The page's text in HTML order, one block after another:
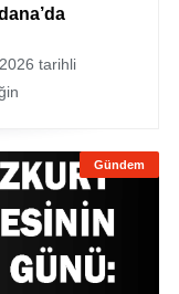
tarihli
Gündem